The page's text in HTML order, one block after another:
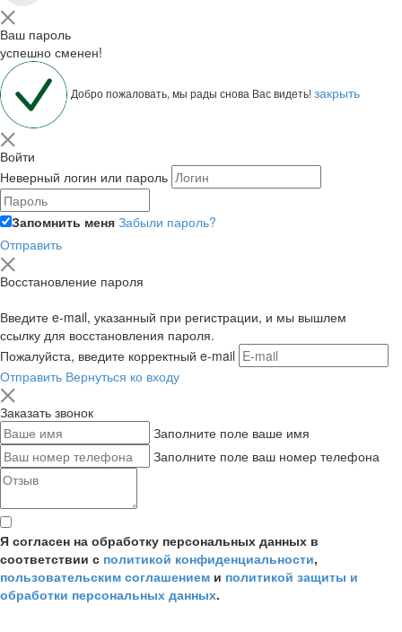
Ваш пароль
успешно сменен!
Добро пожаловать, мы рады снова Вас видеть!закрыть
Войти
Неверный логин или пароль
Запомнить меня Забыли пароль?
Отправить
Восстановление пароля
Введите e-mail, указанный при регистрации, и мы вышлем
ссылку для восстановления пароля.
Пожалуйста, введите корректный e-mail
Отправить Вернуться ко входу
Заказать звонок
Заполните поле ваше имя
Заполните поле ваш номер телефона
Я согласен на обработку персональных данных в
соответствии с политикой конфиденциальности,
пользовательским соглашением и политикой защиты и
обработки персональных данных.